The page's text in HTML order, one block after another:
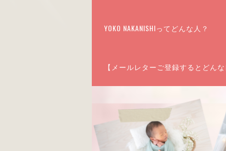
YOKO NAKANISHIってどんな人？
【メールレターご登録するとどん